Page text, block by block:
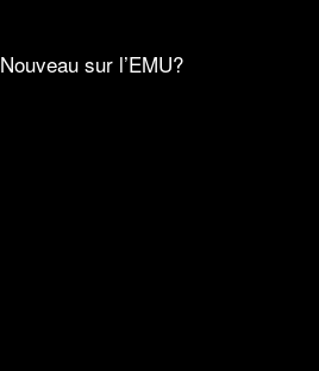
Nouveau sur l’EMU?